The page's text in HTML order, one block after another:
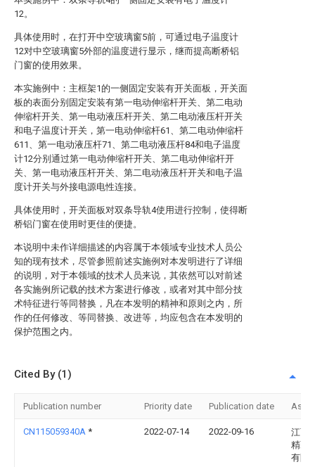
12。
具体使用时，在打开中空玻璃窗5前，可通过电子温度计
12对中空玻璃窗5外部的温度进行显示，继而提高断桥铝
门窗的使用效果。
本实施例中：主框架1的一侧固定安装有开关面板，开关面
板的表面分别固定安装有第一电动伸缩杆开关、第二电动
伸缩杆开关、第一电动液压杆开关、第二电动液压杆开关
和电子温度计开关，第一电动伸缩杆61、第二电动伸缩杆
611、第一电动液压杆71、第二电动液压杆84和电子温度
计12分别通过第一电动伸缩杆开关、第二电动伸缩杆开
关、第一电动液压杆开关、第二电动液压杆开关和电子温
度计开关与外接电源电性连接。
具体使用时，开关面板对双条导轨4使用进行控制，使得断
桥铝门窗在使用时更佳的便捷。
本说明中未作详细描述的内容属于本领域专业技术人员公
知的现有技术，尽管参照前述实施例对本发明进行了详细
的说明，对于本领域的技术人员来说，其依然可以对前述
各实施例所记载的技术方案进行修改，或者对其中部分技
术特征进行等同替换，凡在本发明的精神和原则之内，所
作的任何修改、等同替换、改进等，均应包含在本发明的
保护范围之内。
Cited By (1)
Publication number Priority date Publication date
CN115059340A * 2022-07-14 2022-09-16
江西
精藏
有限